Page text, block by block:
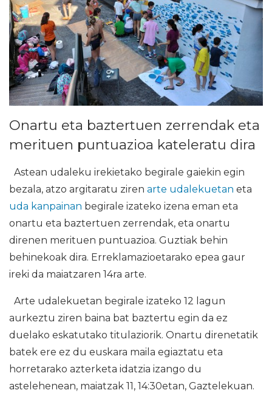
Onartu eta baztertuen zerrendak eta
merituen puntuazioa kateleratu dira
Astean udaleku irekietako begirale gaiekin egin
bezala, atzo argitaratu ziren arte udalekuetan eta
uda kanpainan begirale izateko izena eman eta
onartu eta baztertuen zerrendak, eta onartu
direnen merituen puntuazioa. Guztiak behin
behinekoak dira. Erreklamazioetarako epea gaur
ireki da maiatzaren 14ra arte.
Arte udalekuetan begirale izateko 12 lagun
aurkeztu ziren baina bat baztertu egin da ez
duelako eskatutako titulaziorik. Onartu direnetatik
batek ere ez du euskara maila egiaztatu eta
horretarako azterketa idatzia izango du
astelehenean, maiatzak 11, 14:30etan, Gaztelekuan.